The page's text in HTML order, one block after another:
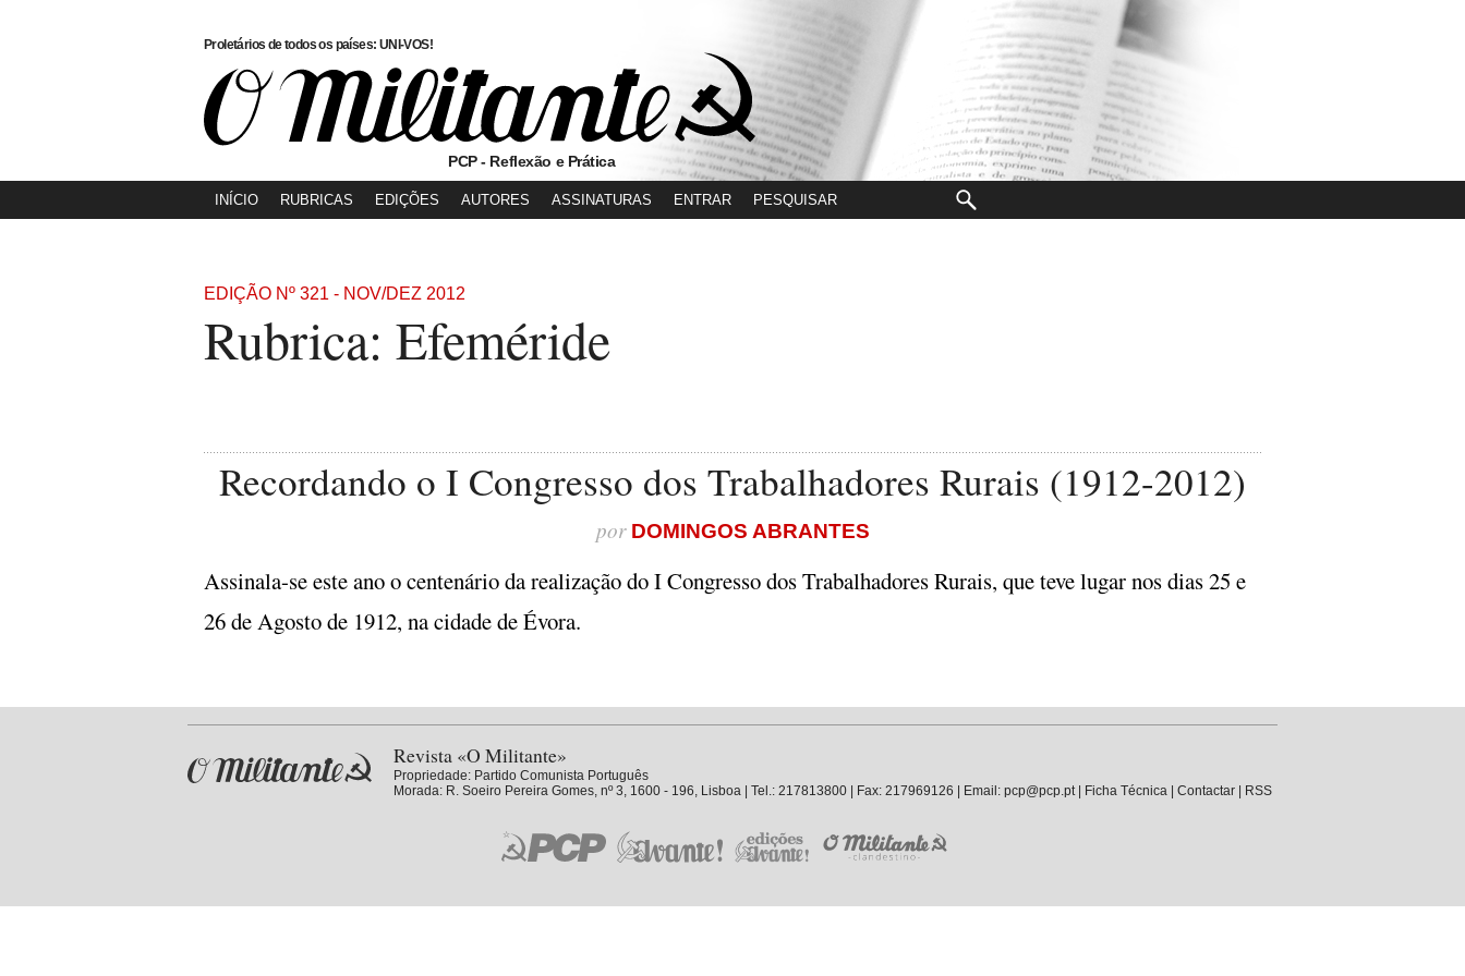
Proletários de todos os países: UNI-VOS!
PCP - Reflexão e Prática
INÍCIO RUBRICAS EDIÇÕES AUTORES ASSINATURAS ENTRAR
EDIÇÃO Nº 321 - NOV/DEZ 2012
Rubrica: Efeméride
Recordando o I Congresso dos Trabalhadores Rurais (1912-2012)
por DOMINGOS ABRANTES
Assinala-se este ano o centenário da realização do I Congresso dos Trabalhadores Rurais, que teve lugar nos dias 25 e
26 de Agosto de 1912, na cidade de Évora.
Revista «O Militante»
Propriedade: Partido Comunista Português
Morada: R. Soeiro Pereira Gomes, nº 3, 1600 - 196, Lisboa | Tel.: 217813800 | Fax: 217969126 | Email: pcp@pcp.pt |
Ficha Técnica Contactar RSS